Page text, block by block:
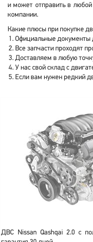
и может отправить в
компании.
Какие плюсы при покупке
Официальные
Все запчасти проходят
Доставляем в любую
У нас свой склад с
Если вам нужен редкий
ДВС Nissan Qashqai 2.0 с